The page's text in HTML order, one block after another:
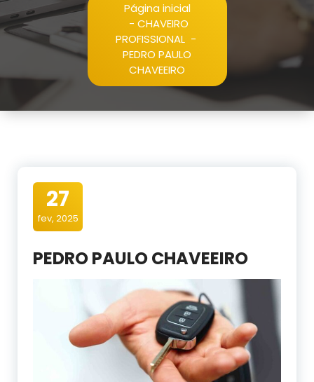
Página inicial
- CHAVEIRO
PROFISSIONAL-
PEDRO PAULO
CHAVEEIRO
27
fev, 2025
PEDRO PAULO CHAVEEIRO